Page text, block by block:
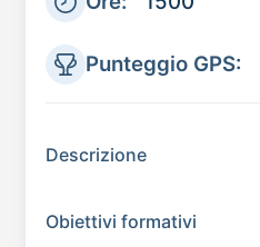
Punteggio GPS:
Descrizione
Obiettivi formativi